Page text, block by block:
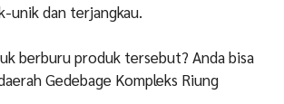
unik dan terjangkau.
berburu produk tersebut? Anda bisa
Gedebage Kompleks Riung